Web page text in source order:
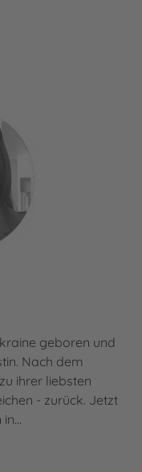
geboren und
Nach dem
ihrer liebsten
- zurück. Jetzt
in…